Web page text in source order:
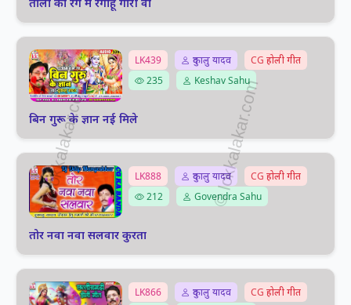
तोला का रंग म रंगाहूं गोरी वो
LK439 दुकालु यादव
CG होली गीत
235
Keshav Sahu
बिन गुरू के ज्ञान नई मिले
LK888 दुकालु यादव
CG होली गीत
212
Govendra Sahu
तोर नवा नवा सलवार कुरता
LK866 दुकालु यादव
CG होली गीत